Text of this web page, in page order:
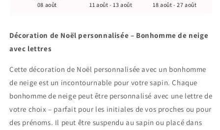
08 août
11 août - 13 août
18 août - 27 août
Décoration de Noël personnalisée – Bonhomme de neige
avec lettres
Cette décoration de Noël personnalisée avec un bonhomme
de neige est un incontournable pour votre sapin. Chaque
bonhomme de neige peut être personnalisé avec une lettre de
votre choix – parfait pour les initiales de vos proches ou pour
des prénoms. Il peut être suspendu au sapin ou placé dans